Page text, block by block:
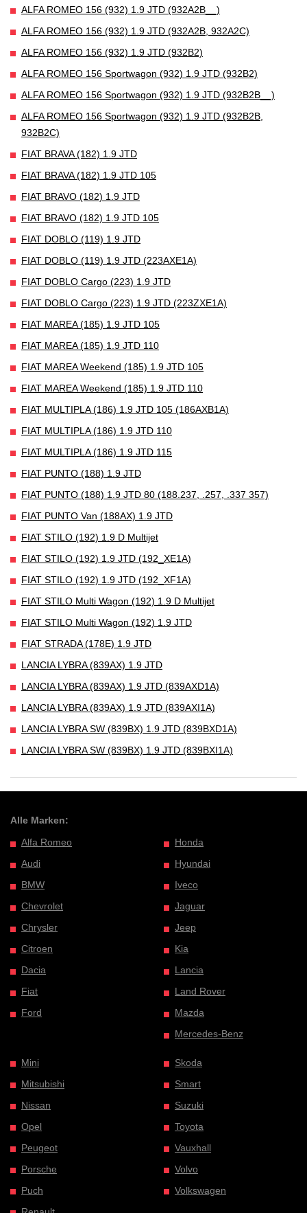
ALFA ROMEO 156 (932) 1.9 JTD (932A2B__)
ALFA ROMEO 156 (932) 1.9 JTD (932A2B, 932A2C)
ALFA ROMEO 156 (932) 1.9 JTD (932B2)
ALFA ROMEO 156 Sportwagon (932) 1.9 JTD (932B2)
ALFA ROMEO 156 Sportwagon (932) 1.9 JTD (932B2B__)
ALFA ROMEO 156 Sportwagon (932) 1.9 JTD (932B2B,
932B2C)
FIAT BRAVA (182) 1.9 JTD
FIAT BRAVA (182) 1.9 JTD 105
FIAT BRAVO (182) 1.9 JTD
FIAT BRAVO (182) 1.9 JTD 105
FIAT DOBLO (119) 1.9 JTD
FIAT DOBLO (119) 1.9 JTD (223AXE1A)
FIAT DOBLO Cargo (223) 1.9 JTD
FIAT DOBLO Cargo (223) 1.9 JTD (223ZXE1A)
FIAT MAREA (185) 1.9 JTD 105
FIAT MAREA (185) 1.9 JTD 110
FIAT MAREA Weekend (185) 1.9 JTD 105
FIAT MAREA Weekend (185) 1.9 JTD 110
FIAT MULTIPLA (186) 1.9 JTD 105 (186AXB1A)
FIAT MULTIPLA (186) 1.9 JTD 110
FIAT MULTIPLA (186) 1.9 JTD 115
FIAT PUNTO (188) 1.9 JTD
FIAT PUNTO (188) 1.9 JTD 80 (188.237, .257, .337 357)
FIAT PUNTO Van (188AX) 1.9 JTD
FIAT STILO (192) 1.9 D Multijet
FIAT STILO (192) 1.9 JTD (192_XE1A)
FIAT STILO (192) 1.9 JTD (192_XF1A)
FIAT STILO Multi Wagon (192) 1.9 D Multijet
FIAT STILO Multi Wagon (192) 1.9 JTD
FIAT STRADA (178E) 1.9 JTD
LANCIA LYBRA (839AX) 1.9 JTD
LANCIA LYBRA (839AX) 1.9 JTD (839AXD1A)
LANCIA LYBRA (839AX) 1.9 JTD (839AXI1A)
LANCIA LYBRA SW (839BX) 1.9 JTD (839BXD1A)
LANCIA LYBRA SW (839BX) 1.9 JTD (839BXI1A)
Alle Marken:
Alfa Romeo
Audi
BMW
Chevrolet
Chrysler
Citroen
Dacia
Fiat
Ford
Honda
Hyundai
Iveco
Jaguar
Jeep
Kia
Lancia
Land Rover
Mazda
Mercedes-Benz
Mini
Mitsubishi
Nissan
Opel
Peugeot
Porsche
Puch
Skoda
Smart
Suzuki
Toyota
Vauxhall
Volvo
Volkswagen